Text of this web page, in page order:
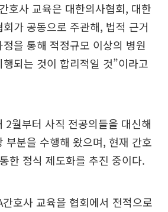
호사 교육은 대한의사협회, 대한
가 공동으로 주관해, 법적 근거
을 통해 적정규모 이상의 병원
되는 것이 합리적일 것”이라고
2월부터 사직 전공의들을 대신해
부분을 수행해 왔으며, 현재 간호
한 정식 제도화를 추진 중이다.
호사 교육을 협회에서 전적으로